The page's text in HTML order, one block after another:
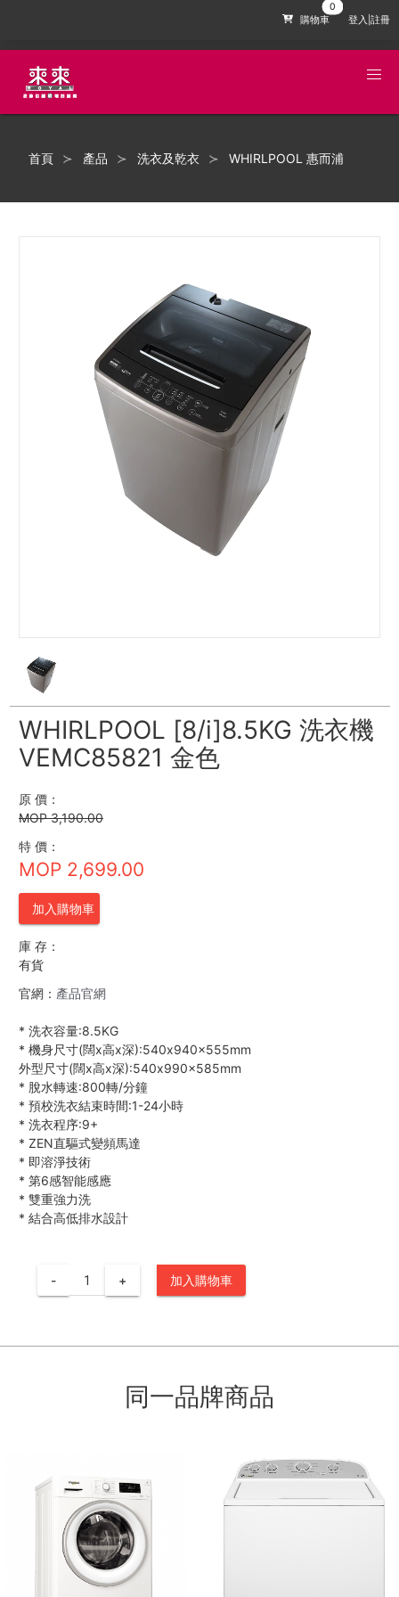
購物車 登入|註冊
首頁 產品 洗衣及乾衣 WHIRLPOOL 惠而浦
WHIRLPOOL [8/i]8.5KG 洗衣機
VEMC85821 金色
原 價：
MOP 3,190.00
特 價：
MOP 2,699.00
加入購物車
庫 存：
有貨
官網： 產品官網
* 洗衣容量:8.5KG
* 機身尺寸(闊x高x深):540x940x555mm
外型尺寸(闊x高x深):540x990x585mm
* 脫水轉速:800轉/分鐘
* 預校洗衣結束時間:1-24小時
* 洗衣程序:9+
* ZEN直驅式變頻馬達
* 即溶淨技術
* 第6感智能感應
* 雙重強力洗
* 結合高低排水設計
- + 加入購物車
同一品牌商品